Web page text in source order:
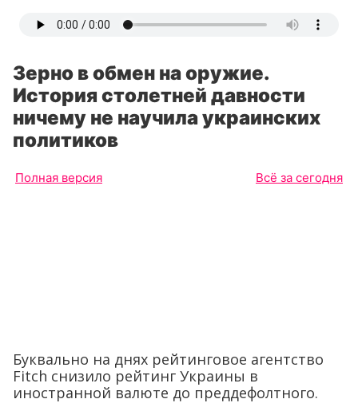
Зерно в обмен на оружие.
История столетней давности
ничему не научила украинских
политиков
Полная версия Всё за сегодня
Буквально на днях рейтинговое агентство
Fitch снизило рейтинг Украины в
иностранной валюте до преддефолтного.